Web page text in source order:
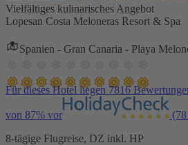
Vielfältiges kulinarisches Angebot
Lopesan Costa Meloneras Resort & Spa
Spanien - Gran Canaria - Playa
Für dieses Hotel liegen 7816
von 87% vor
8-tägige Flugreise, DZ inkl. HP